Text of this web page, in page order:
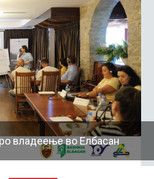
владеење во Елбасан